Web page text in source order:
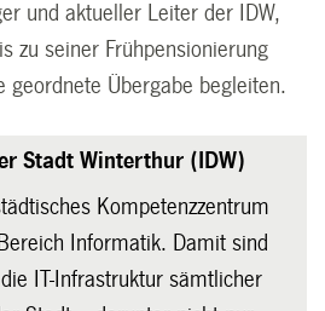
und aktueller Leiter der IDW,
zu seiner Frühpensionierung
geordnete Übergabe begleiten.
Stadt Winterthur (IDW)
Kompetenzzentrum
Informatik. Damit sind
IT-Infrastruktur sämtlicher